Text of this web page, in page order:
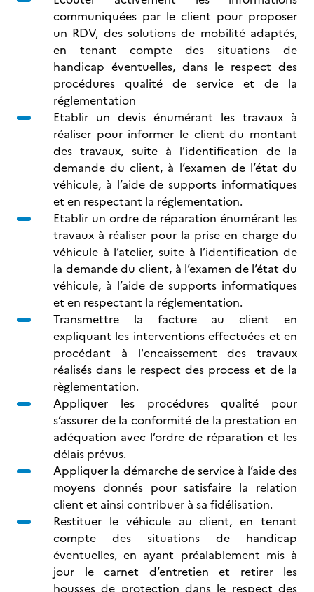
communiquées par le client pour proposer
un RDV, des solutions de mobilité adaptés,
en tenant compte des situations de
handicap éventuelles, dans le respect des
procédures qualité de service et de la
réglementation
Etablir un devis énumérant les travaux à
réaliser pour informer le client du montant
des travaux, suite à l’identification de la
demande du client, à l’examen de l’état du
véhicule, à l’aide de supports informatiques
et en respectant la réglementation.
Etablir un ordre de réparation énumérant les
travaux à réaliser pour la prise en charge du
véhicule à l’atelier, suite à l’identification de
la demande du client, à l’examen de l’état du
véhicule, à l’aide de supports informatiques
et en respectant la réglementation.
Transmettre la facture au client en
expliquant les interventions effectuées et en
procédant à l'encaissement des travaux
réalisés dans le respect des process et de la
règlementation.
Appliquer les procédures qualité pour
s’assurer de la conformité de la prestation en
adéquation avec l’ordre de réparation et les
délais prévus.
Appliquer la démarche de service à l’aide des
moyens donnés pour satisfaire la relation
client et ainsi contribuer à sa fidélisation.
Restituer le véhicule au client, en tenant
compte des situations de handicap
éventuelles, en ayant préalablement mis à
jour le carnet d’entretien et retirer les
housses de protection dans le respect des